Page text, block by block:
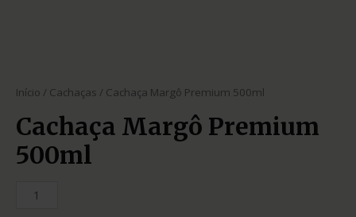
Início / Cachaças / Cachaça Margô Premium 500ml
Cachaça Margô Premium
500ml